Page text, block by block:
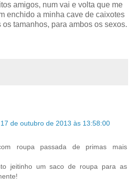
amigos, num vai e volta que me
enchido a minha cave de caixotes
tamanhos, para ambos os sexos.
de outubro de 2013 às 13:58:00
roupa passada de primas mais
jeitinho um saco de roupa para as